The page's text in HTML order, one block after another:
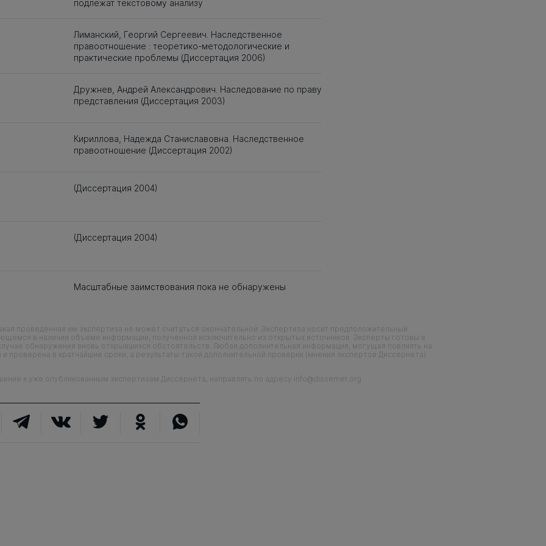
подлежат текстовому анализу
Лиманский, Георгий Сергеевич. Наследственное
правоотношение : теоретико-методологические и
практические проблемы (Диссертация 2006)
Дружнев, Андрей Александрович. Наследование по праву
представления (Диссертация 2003)
Кириллова, Надежда Станиславовна. Наследственное
правоотношение (Диссертация 2002)
(Диссертация 2004)
(Диссертация 2004)
Масштабные заимствования пока не обнаружены
проведенная им экспертиза не может считаться окончательной. Экспертиза носит предположительный
в наличии объеме информации, полученной исключительно из открытых источников. Эксперты готовы в
обнаружения вновь открывшихся обстоятельств. Любая дополнительная информация, могущая повлиять на
проверена в кратчайшие сроки, а результаты такой дополнительной проверки (мнения экспертов Диссернета)
к уже опубликованным экспертизам Диссернета, направлять по адресу info@dissernet.org